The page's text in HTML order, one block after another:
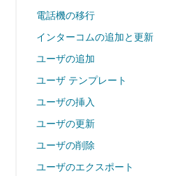
電話機の移行
インターコムの追加と更新
ユーザの追加
ユーザ テンプレート
ユーザの挿入
ユーザの更新
ユーザの削除
ユーザのエクスポート